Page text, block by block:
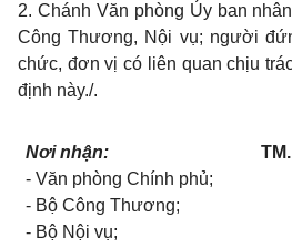
2. Chánh Văn phòng Ủy ban
Công Thương, Nội vụ; người
chức, đơn vị có liên quan chịu
định này./.
Nơi nhận:
- Văn phòng Chính phủ;
- Bộ Công Thương;
- Bộ Nội vụ;